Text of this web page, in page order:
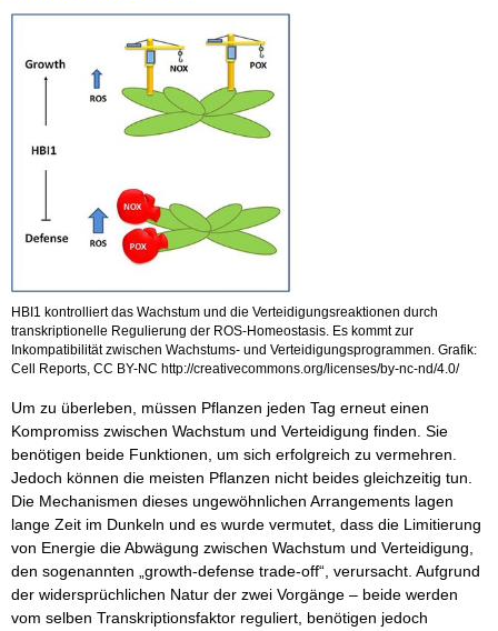
HBI1 kontrolliert das Wachstum und die Verteidigungsreaktionen durch
transkriptionelle Regulierung der ROS-Homeostasis. Es kommt zur
Inkompatibilität zwischen Wachstums- und Verteidigungsprogrammen. Grafik:
Cell Reports, CC BY-NC http://creativecommons.org/licenses/by-nc-nd/4.0/
Um zu überleben, müssen Pflanzen jeden Tag erneut einen
Kompromiss zwischen Wachstum und Verteidigung finden. Sie
benötigen beide Funktionen, um sich erfolgreich zu vermehren.
Jedoch können die meisten Pflanzen nicht beides gleichzeitig tun.
Die Mechanismen dieses ungewöhnlichen Arrangements lagen
lange Zeit im Dunkeln und es wurde vermutet, dass die Limitierung
von Energie die Abwägung zwischen Wachstum und Verteidigung,
den sogenannten „growth-defense trade-off“, verursacht. Aufgrund
der widersprüchlichen Natur der zwei Vorgänge – beide werden
vom selben Transkriptionsfaktor reguliert, benötigen jedoch